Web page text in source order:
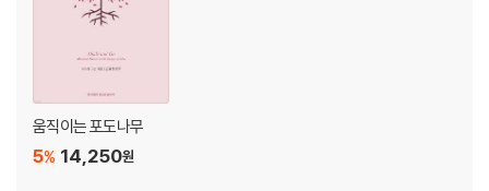
움직이는 포도나무
14,250원
5%